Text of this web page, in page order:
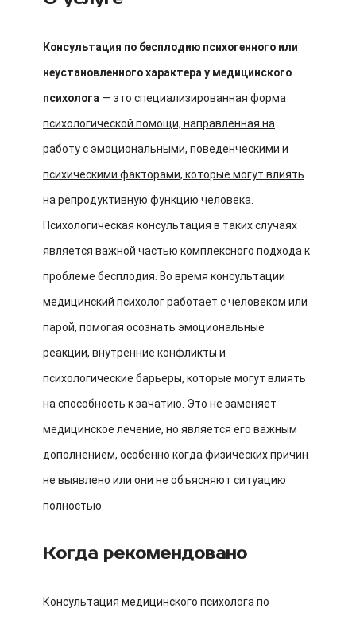
Консультация по бесплодию психогенного или
неустановленного характера у медицинского
психолога — это специализированная форма
психологической помощи, направленная на
работу с эмоциональными, поведенческими и
психическими факторами, которые могут влиять
на репродуктивную функцию человека.
Психологическая консультация в таких случаях
является важной частью комплексного подхода к
проблеме бесплодия. Во время консультации
медицинский психолог работает с человеком или
парой, помогая осознать эмоциональные
реакции, внутренние конфликты и
психологические барьеры, которые могут влиять
на способность к зачатию. Это не заменяет
медицинское лечение, но является его важным
дополнением, особенно когда физических причин
не выявлено или они не объясняют ситуацию
полностью.
Когда рекомендовано
Консультация медицинского психолога по